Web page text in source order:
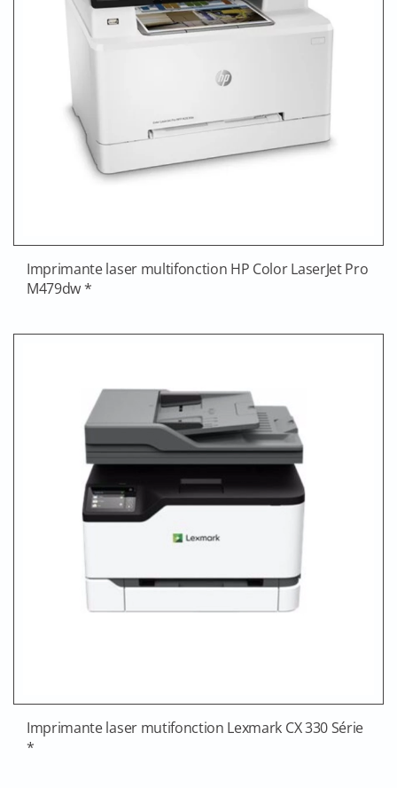
Imprimante laser multifonction HP Color LaserJet Pro
M479dw *
Imprimante laser mutifonction Lexmark CX 330 Série
*